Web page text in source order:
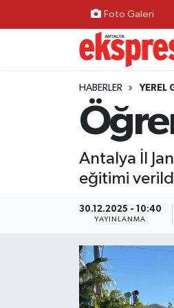
Foto Galeri
HABERLER YEREL
Antalya İl
eğitimi
30.12.2025 - 10:40
YAYINLANMA
ÖZEL HABER
GÜNDEM
YEREL GÜNDEM
EKONOMİ
SİYASET
SAĞLIK
Nöbetçi Eczaneler
Hava Durumu
Trafik Durumu
Süper Lig Puan Durumu
Haber Arşivi